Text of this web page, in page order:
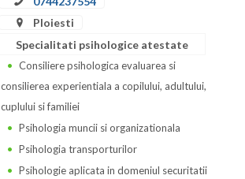
Ploiesti
Specialitati psihologice atestate
Consiliere psihologica evaluarea si
consilierea experientiala a copilului, adultului,
cuplului si familiei
Psihologia muncii si organizationala
Psihologia transporturilor
Psihologie aplicata in domeniul securitatii